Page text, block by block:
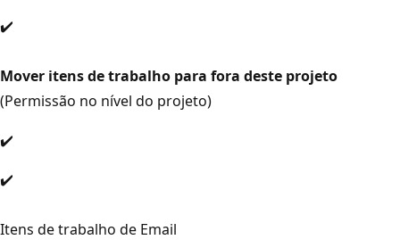
✔️
Mover itens de trabalho para fora deste projeto
(Permissão no nível do projeto)
✔️
✔️
Itens de trabalho de Email